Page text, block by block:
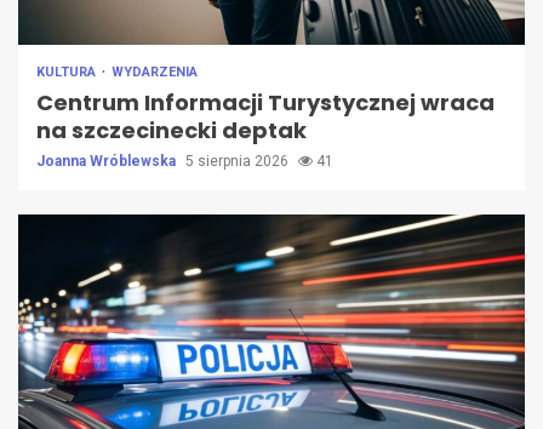
KULTURA WYDARZENIA
Centrum Informacji Turystycznej wraca
na szczecinecki deptak
Joanna Wróblewska 5 sierpnia 2026 41